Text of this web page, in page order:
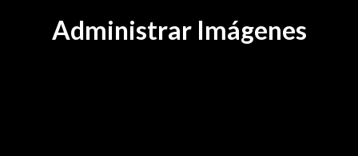
Administrar Imágenes